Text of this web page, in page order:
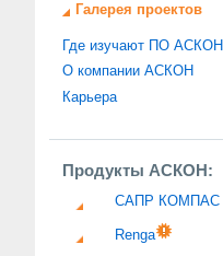
Галерея проектов
Где изучают ПО АСКОН
О компании АСКОН
Карьера
Продукты АСКОН:
САПР КОМПАС
Renga